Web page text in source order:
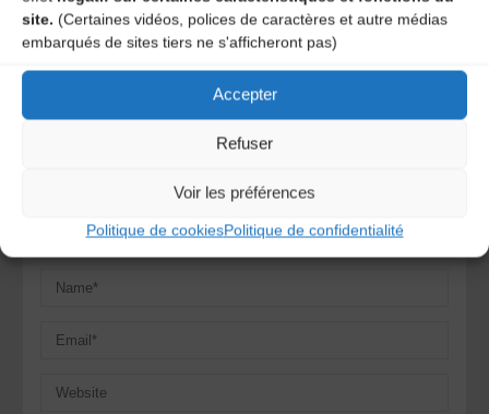
site. (Certaines vidéos, polices de caractères et autre médias
embarqués de sites tiers ne s'afficheront pas)
Accepter
Refuser
Voir les préférences
Politique de cookiesPolitique de confidentialité
commentaire
Votre adresse e-mail ne sera pas publiée. Les champs
obligatoires sont indiqués avec*